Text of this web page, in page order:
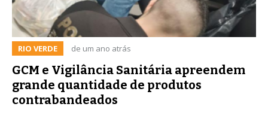
RIO VERDE de um ano atrás
GCM e Vigilância Sanitária apreendem
grande quantidade de produtos
contrabandeados